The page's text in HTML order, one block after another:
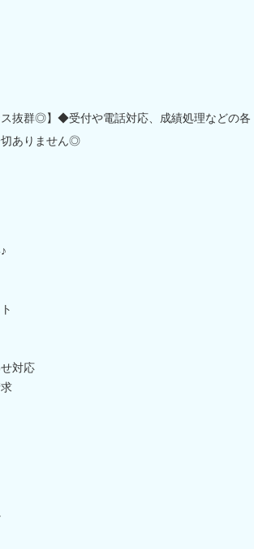
ス抜群◎】◆受付や電話対応、成績処理などの各
ありません◎
対応